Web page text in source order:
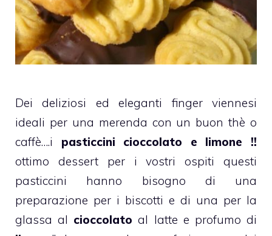
Dei deliziosi ed eleganti finger viennesi
ideali per una merenda con un buon thè o
caffè….i pasticcini cioccolato e limone !!
ottimo dessert per i vostri ospiti questi
pasticcini hanno bisogno di una
preparazione per i biscotti e di una per la
glassa al cioccolato al latte e profumo di